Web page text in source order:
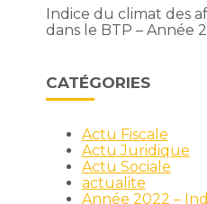
Indice du climat des
dans le BTP – Année
CATÉGORIES
Actu Fiscale
Actu Juridique
Actu Sociale
actualite
Année 2022 –